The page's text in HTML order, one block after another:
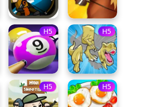
H5 H5
H5 H5